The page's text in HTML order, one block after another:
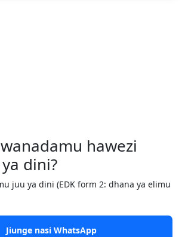
hawezi
dini?
juu ya dini (EDK form 2: dhana ya elimu
Jiunge nasi WhatsApp